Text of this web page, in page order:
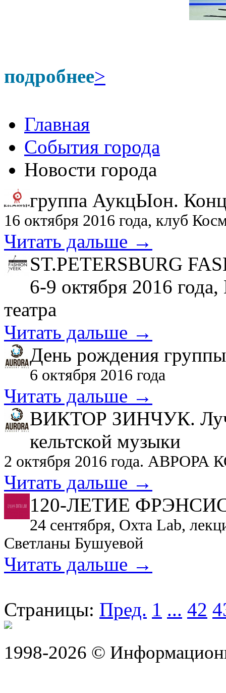
подробнее>
Главная
События города
Новости города
группа АукцЫон.
16 октября 2016 года, клуб
Читать дальше →
ST.PETERSBURG
6-9 октября 2016
театра
Читать дальше →
День рождения
6 октября 2016 года
Читать дальше →
ВИКТОР ЗИНЧУК.
кельтской музыки
2 октября 2016 года.
Читать дальше →
120-ЛЕТИЕ
24 сентября, Охта Lab,
Светланы Бушуевой
Читать дальше →
Страницы: Пред. 1 ... 42
1998-2026 ©